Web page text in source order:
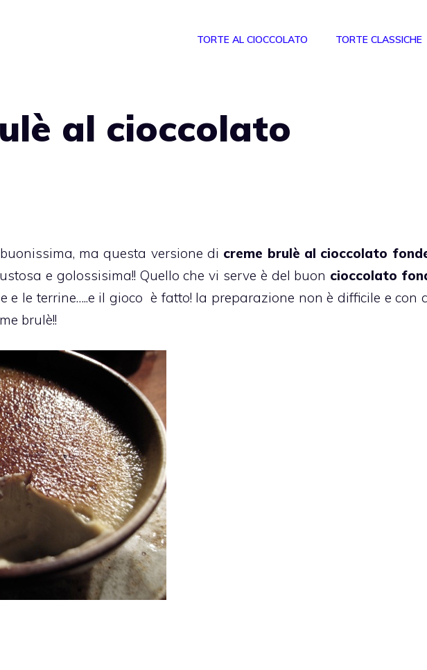
TORTE AL CIOCCOLATO TORTE CLASSICHE
al cioccolato
ma questa versione di creme brulè al cioccolato
e golossisima!! Quello che vi serve è del buon cioccolato
e le terrine…..e il gioco è fatto! la preparazione non è difficile e con
brulè!!